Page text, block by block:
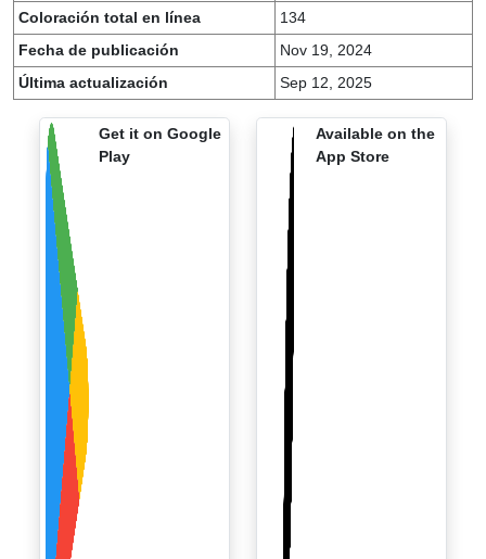
Coloración total en línea
134
Fecha de publicación
Nov 19, 2024
Última actualización
Sep 12, 2025
Get it on Google
Play
Available on the
App Store